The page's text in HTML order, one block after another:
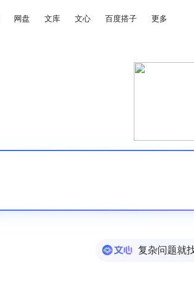
网盘 文库 文心 百度搭子 更多
复杂问题就